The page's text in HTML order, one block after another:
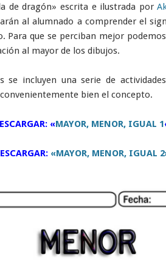
de dragón» escrita e ilustrada por
al alumnado a comprender el
Para que se perciban mejor
al mayor de los dibujos.
se incluyen una serie de
bien el concepto.
«MAYOR, MENOR, IGUAL 1
«MAYOR, MENOR, IGUAL